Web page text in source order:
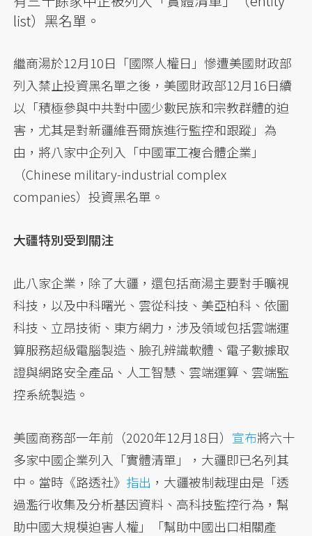
list）黑名單。
繼商湯於12月10日「國際人權日」慘遭美國財政部
列入禁止投資黑名單之後，美國財政部12月16日續
以「積極參與中共對中國少數民族和宗教群體的迫
害，尤其是對新疆維吾爾族進行監控和跟蹤」為
由，將八家中企列入「中國軍工複合體企業」
（Chinese military-industrial complex
companies）投資黑名單。
大疆特別受到關注
此八家企業，除了大疆，還包括商湯主要對手曠視
科技，以及中科曙光、雲從科技、美亞柏科、依圖
科技、立昂技術、東方網力，涉及領域包括雲端運
算服務超級電腦製造、臉孔辨識軟體、電子數據取
證與網路安全產品、人工智慧、雲端運算、雲端監
控系統製造。
美國商務部一年前（2020年12月18日） 宣布將六十
多家中國企業列入「實體清單」，大疆即已名列其
中。當時《路透社》 指出 ，大疆被制裁理由是「透
過濫行收集及分析基因資料、高科技監控行為，幫
助中國大規模迫害人權」「幫助中國出口相關產